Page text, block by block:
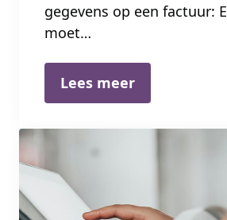
gegevens op een factuur:
moet…
Lees meer